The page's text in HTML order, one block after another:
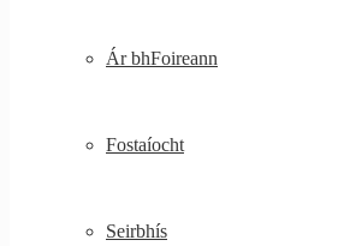
Ár bhFoireann
Fostaíocht
Seirbhís